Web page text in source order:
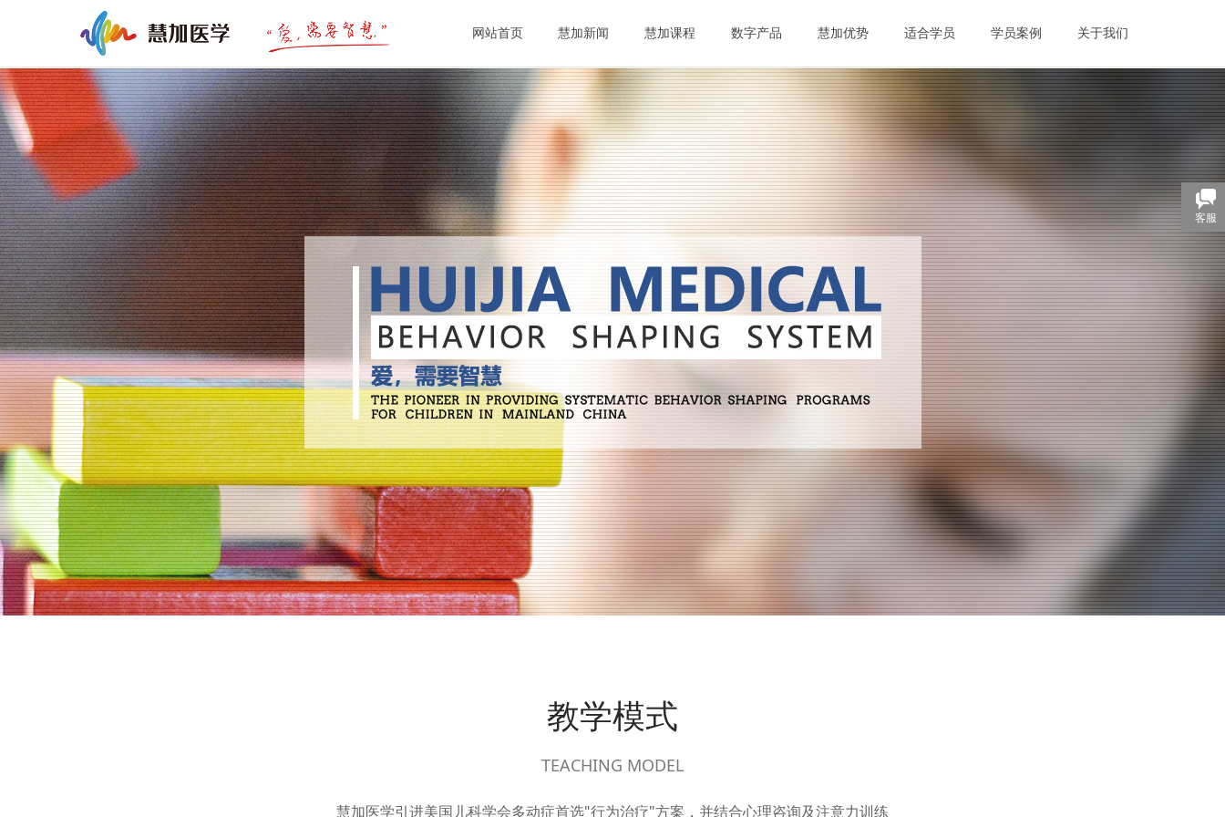
教学模式
TEACHING MODEL
慧加医学引进美国儿科学会多动症首选"行为治疗"方案，并结合心理咨询及注意力训练
网站首页 慧加新闻 慧加课程 数字产品 慧加优势 适合学员 学员案例 关于我们
客服